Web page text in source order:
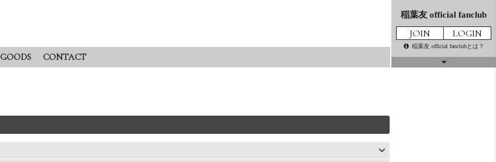
GOODS CONTACT
稲葉友 official fanclub
JOIN LOGIN
稲葉友 official fanclubとは？